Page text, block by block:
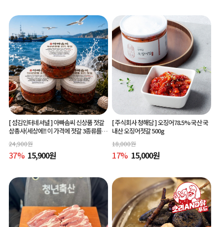
[ 섬김인터네셔널 ]아빠솜씨 신상품 젓갈
삼총사(세상에!! 이 가격에 젓갈 3종류를?)
24,900원
37% 15,900원
[ 주식회사 청해담 ]오징어78.5% 국산 국
내산 오징어젓갈 500g
18,000원
17% 15,000원